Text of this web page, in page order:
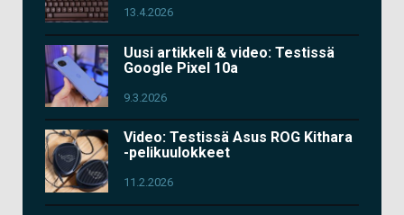
13.4.2026
Uusi artikkeli & video: Testissä
Google Pixel 10a
9.3.2026
Video: Testissä Asus ROG Kithara
-pelikuulokkeet
11.2.2026